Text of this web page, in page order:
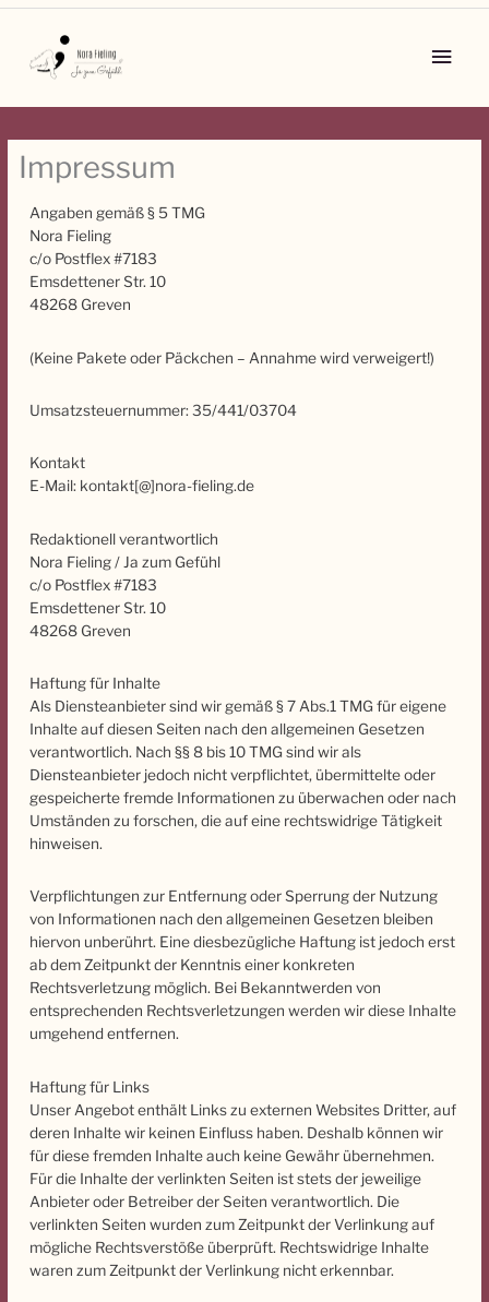
Zum
springen
Main
Impressum
Angaben gemäß § 5 TMG
Nora Fieling
c/o Postflex #7183
Emsdettener Str. 10
48268 Greven
(Keine Pakete oder Päckchen – Annahme wird verweigert!)
Umsatzsteuernummer: 35/441/03704
Kontakt
E-Mail: kontakt[@]nora-fieling.de
Redaktionell verantwortlich
Nora Fieling / Ja zum Gefühl
c/o Postflex #7183
Emsdettener Str. 10
48268 Greven
Haftung für Inhalte
Als Diensteanbieter sind wir gemäß § 7 Abs.1 TMG für eigene
Inhalte auf diesen Seiten nach den allgemeinen Gesetzen
verantwortlich. Nach §§ 8 bis 10 TMG sind wir als
Diensteanbieter jedoch nicht verpflichtet, übermittelte oder
gespeicherte fremde Informationen zu überwachen oder nach
Umständen zu forschen, die auf eine rechtswidrige Tätigkeit
hinweisen.
Verpflichtungen zur Entfernung oder Sperrung der Nutzung
von Informationen nach den allgemeinen Gesetzen bleiben
hiervon unberührt. Eine diesbezügliche Haftung ist jedoch erst
ab dem Zeitpunkt der Kenntnis einer konkreten
Rechtsverletzung möglich. Bei Bekanntwerden von
entsprechenden Rechtsverletzungen werden wir diese Inhalte
umgehend entfernen.
Haftung für Links
Unser Angebot enthält Links zu externen Websites Dritter, auf
deren Inhalte wir keinen Einfluss haben. Deshalb können wir
für diese fremden Inhalte auch keine Gewähr übernehmen.
Für die Inhalte der verlinkten Seiten ist stets der jeweilige
Anbieter oder Betreiber der Seiten verantwortlich. Die
verlinkten Seiten wurden zum Zeitpunkt der Verlinkung auf
mögliche Rechtsverstöße überprüft. Rechtswidrige Inhalte
waren zum Zeitpunkt der Verlinkung nicht erkennbar.